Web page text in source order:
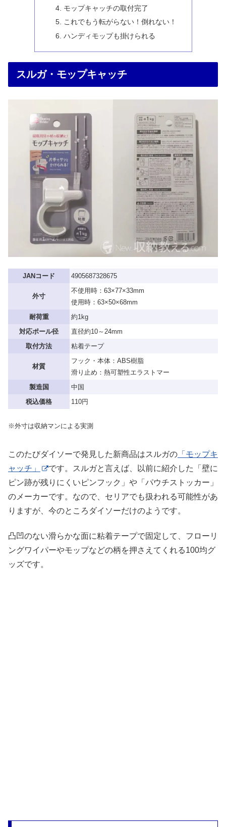
モップキャッチの取付完了
これでもう転がらない！倒れない！
ハンディモップも掛けられる
スルガ・モップキャッチ
JANコード 4905687328675
外寸
不使用時：63×77×33mm
使用時：63×50×68mm
耐荷重
約1kg
対応ポール径
直径約10～24mm
取付方法
粘着テープ
材質
フック・本体：ABS樹脂
滑り止め：熱可塑性エラストマー
製造国
中国
税込価格
110円
※外寸は収納マンによる実測
このたびダイソーで発見した新商品はスルガの 「モップキ
ャッチ」
です。スルガと言えば、以前に紹介した「壁に
ピン跡が残りにくいピンフック」や「パウチストッカー」
のメーカーです。なので、セリアでも扱われる可能性があ
りますが、今のところダイソーだけのようです。
凸凹のない滑らかな面に粘着テープで固定して、フローリ
ングワイパーやモップなどの柄を押さえてくれる100均グ
ッズです。